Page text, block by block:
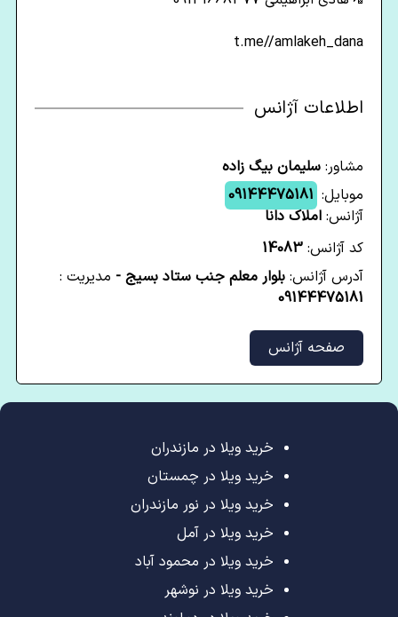
t.me//amlakeh_dana
اطلاعات آژانس
مشاور: سلیمان بیگ زاده
موبایل: 09144475181
آژانس: املاک دانا
کد آژانس: 14083
آدرس آژانس: بلوار معلم جنب ستاد بسیج - مدیریت :
09144475181
صفحه آژانس
خرید ویلا در مازندران
خرید ویلا در چمستان
خرید ویلا در نور مازندران
خرید ویلا در آمل
خرید ویلا در محمود آباد
خرید ویلا در نوشهر